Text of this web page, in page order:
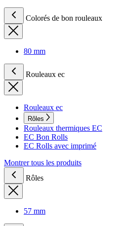
Colorés de bon rouleaux
80 mm
Rouleaux ec
Rouleaux ec
Rôles
Rouleaux thermiques EC
EC Bon Rolls
EC Rolls avec imprimé
Montrer tous les produits
Rôles
57 mm